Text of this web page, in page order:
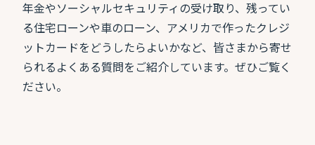
年金やソーシャルセキュリティの受け取り、残ってい
る住宅ローンや車のローン、アメリカで作ったクレジ
ットカードをどうしたらよいかなど、皆さまから寄せ
られるよくある質問をご紹介しています。ぜひご覧く
ださい。